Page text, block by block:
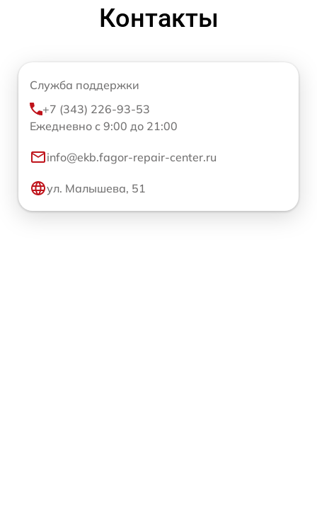
Контакты
Служба поддержки
+7 (343) 226-93-53
Ежедневно с 9:00 до 21:00
info@ekb.fagor-repair-center.ru
ул. Малышева, 51